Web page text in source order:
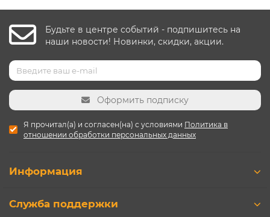
Будьте в центре событий - подпишитесь на
наши новости! Новинки, скидки, акции.
Оформить подписку
Я прочитал(а) и согласен(на) с условиями Политика в
отношении обработки персональных данных
Информация
Служба поддержки